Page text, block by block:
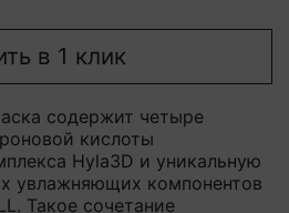
в 1 клик
содержит четыре
кислоты
Hyla3D и уникальную
увлажняющих компонентов
Такое сочетание